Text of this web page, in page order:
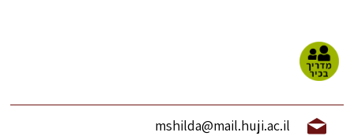
mshilda@mail.huji.ac.il